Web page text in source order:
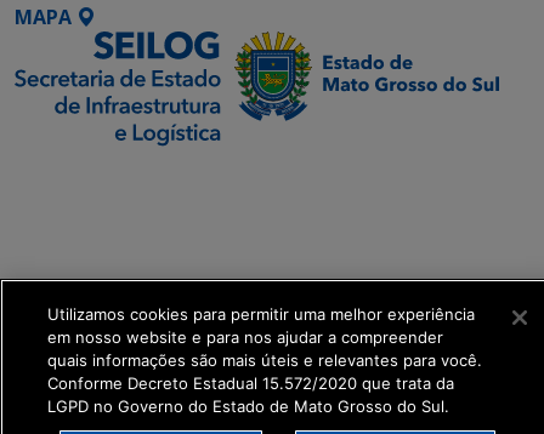
MAPA
Utilizamos cookies para permitir uma melhor experiência
em nosso website e para nos ajudar a compreender
quais informações são mais úteis e relevantes para você.
Conforme Decreto Estadual 15.572/2020 que trata da
LGPD no Governo do Estado de Mato Grosso do Sul.